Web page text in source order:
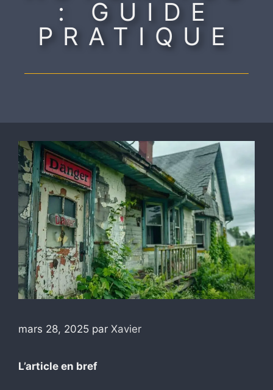
: GUIDE
PRATIQUE
mars 28, 2025 par Xavier
L’article en bref